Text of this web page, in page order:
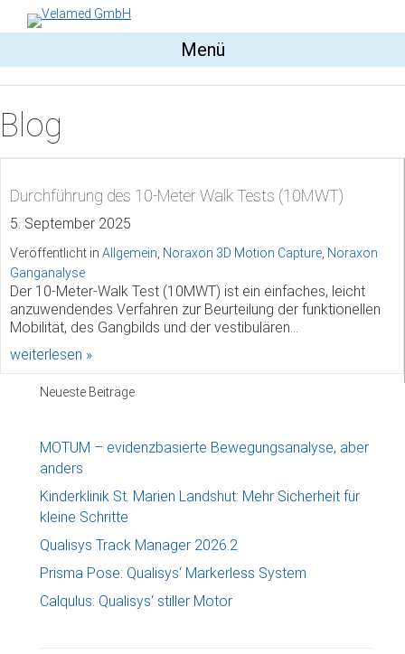
Menü
Blog
Durchführung des 10-Meter Walk Tests (10MWT)
5. September 2025
Veröffentlicht in Allgemein Noraxon 3D Motion Capture Noraxon
Ganganalyse
Der 10-Meter-Walk Test (10MWT) ist ein einfaches, leicht
anzuwendendes Verfahren zur Beurteilung der funktionellen
Mobilität, des Gangbilds und der vestibulären…
weiterlesen »about Durchführung des 10-Meter Walk Tests
Neueste Beiträge
MOTUM – evidenzbasierte Bewegungsanalyse, aber
anders
Kinderklinik St. Marien Landshut: Mehr Sicherheit für
kleine Schritte
Qualisys Track Manager 2026.2
Prisma Pose: Qualisys‘ Markerless System
Calqulus: Qualisys‘ stiller Motor